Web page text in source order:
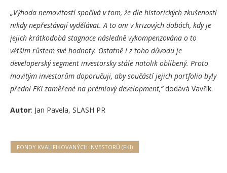
„Výhoda nemovitostí spočívá v tom, že dle historických zkušeností
nikdy nepřestávají vydělávat. A to ani v krizových dobách, kdy je
jejich krátkodobá stagnace následně vykompenzována o to
větším růstem své hodnoty. Ostatně i z toho důvodu je
developerský segment investorsky stále natolik oblíbený. Proto
movitým investorům doporučuji, aby součástí jejich portfolia byly
přední FKI zaměřené na prémiový development,“dodává Vavřík.
Autor: Jan Pavela, SLASH PR
FONDY KVALIFIKOVANÝCH INVESTORŮ (FKI)